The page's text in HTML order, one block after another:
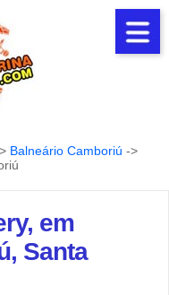
Balneário Camboriú ->
em
Santa